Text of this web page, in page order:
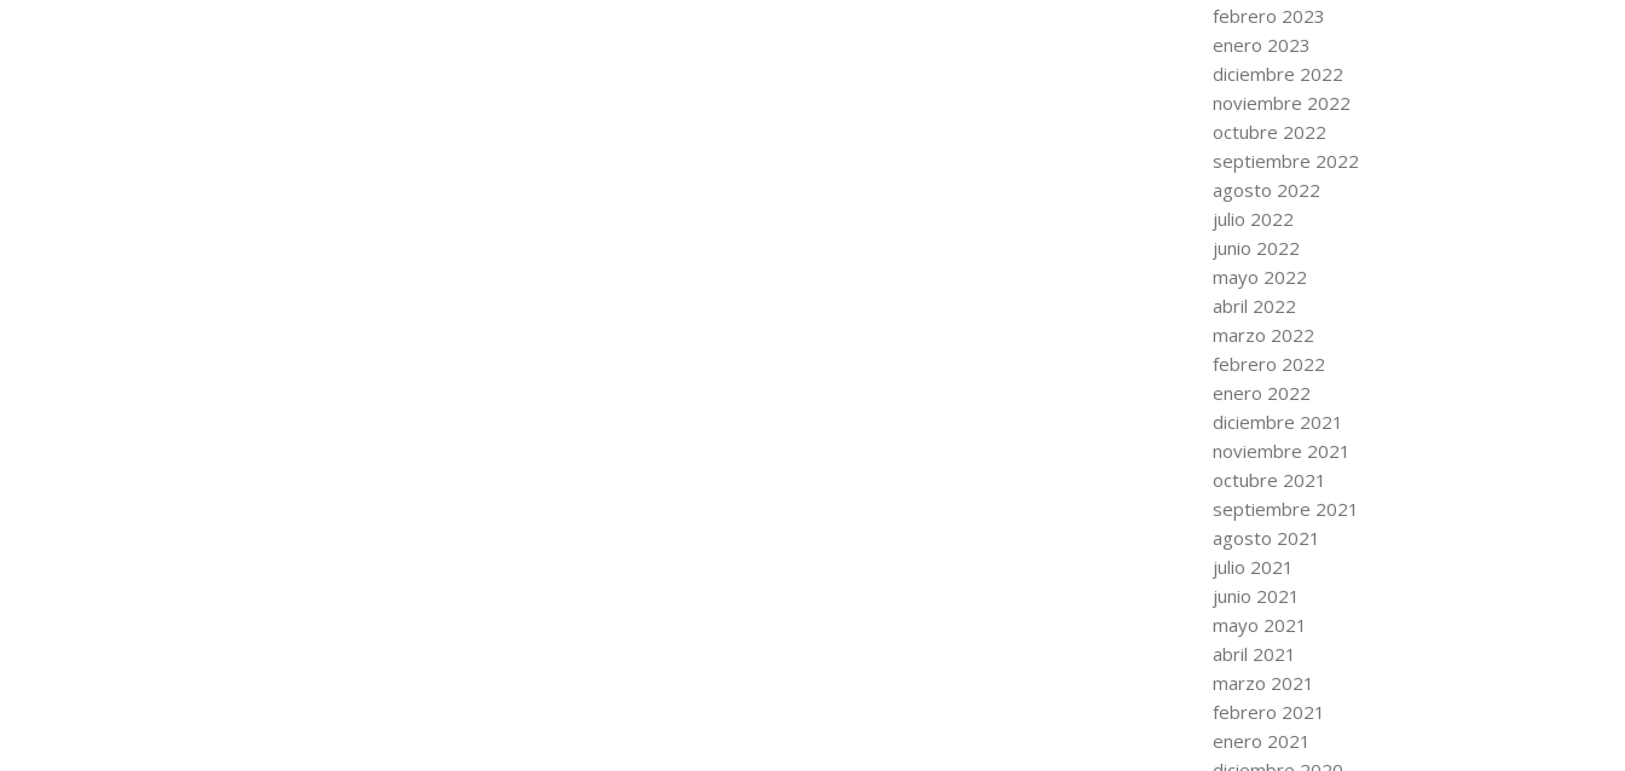
febrero 2023
enero 2023
diciembre 2022
noviembre 2022
octubre 2022
septiembre 2022
agosto 2022
julio 2022
junio 2022
mayo 2022
abril 2022
marzo 2022
febrero 2022
enero 2022
diciembre 2021
noviembre 2021
octubre 2021
septiembre 2021
agosto 2021
julio 2021
junio 2021
mayo 2021
abril 2021
marzo 2021
febrero 2021
enero 2021